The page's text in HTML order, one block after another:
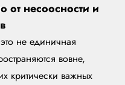
несоосности и
не единичная
вовне,
критически важных